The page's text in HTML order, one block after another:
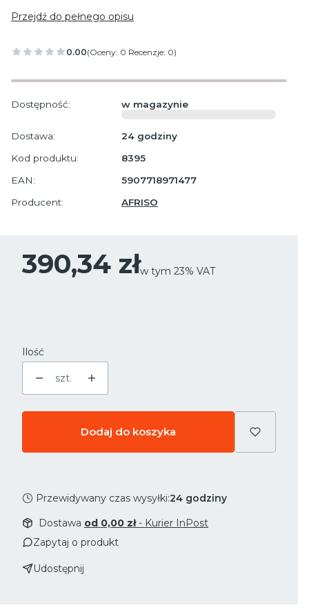
Przejdź do pełnego opisu
0.00(Oceny: 0 Recenzje: 0)
Dostępność: w magazynie
Dostawa:
24 godziny
Kod produktu:
8395
EAN:
5907718971477
Producent:
AFRISO
Cena
390,34 złw tym 23% VAT
w tym 23% VAT
Ilość
szt.
Dodaj do koszyka
Przewidywany czas wysyłki:24 godziny
Dostawa od 0,00 zł- Kurier InPost
Zapytaj o produkt
Udostępnij